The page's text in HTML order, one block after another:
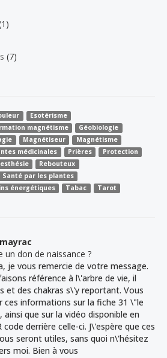
(7)
Esotérisme
magnétisme
Géobiologie
Magnétiseur
Magnétisme
médicinales Prières
Protection
Rebouteux
Santé par les plantes
énergétiques Tabac
Tarot
un don de naissance ?
je vous remercie de votre message.
référence à l\'arbre de vie, il
et des chakras s\'y reportant. Vous
ces informations sur la fiche 31 \"le
que sur la vidéo disponible en
code derrière celle-ci. J\'espère que ces
seront utiles, sans quoi n\'hésitez
moi. Bien à vous